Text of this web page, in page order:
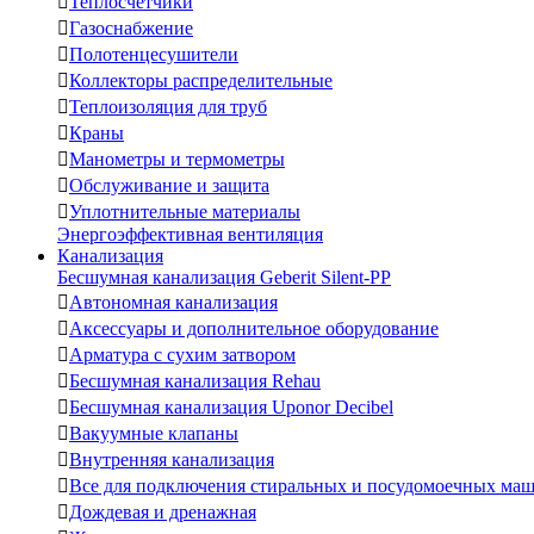
Газоснабжение
Полотенцесушители
Коллекторы распределительные
Теплоизоляция для труб
Краны
Манометры и термометры
Обслуживание и защита
Уплотнительные материалы
Энергоэффективная вентиляция
Канализация
Бесшумная канализация Geberit Silent-PP
Автономная канализация
Аксессуары и дополнительное оборудование
Арматура с сухим затвором
Бесшумная канализация Rehau
Бесшумная канализация Uponor Decibel
Вакуумные клапаны
Внутренняя канализация
Все для подключения стиральных и посудомоечных
Дождевая и дренажная